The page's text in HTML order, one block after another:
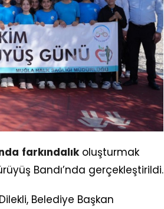
farkındalıkoluşturmak
Bandı’nda gerçekleştirildi.
Belediye Başkan